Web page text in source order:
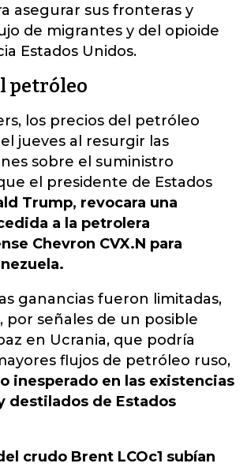
asegurar sus fronteras y
de migrantes y del opioide
Estados Unidos.
petróleo
los precios del petróleo
jueves al resurgir las
sobre el suministro
el presidente de Estados
Trump, revocara una
a la petrolera
Chevron CVX.N para
ganancias fueron limitadas,
por señales de un posible
en Ucrania, que podría
flujos de petróleo ruso,
inesperado en las existencias
destilados de Estados
crudo Brent LCOc1 subían